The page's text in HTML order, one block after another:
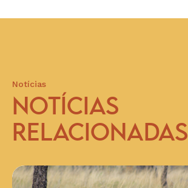
Notícias
NOTÍCIAS
RELACIONADAS